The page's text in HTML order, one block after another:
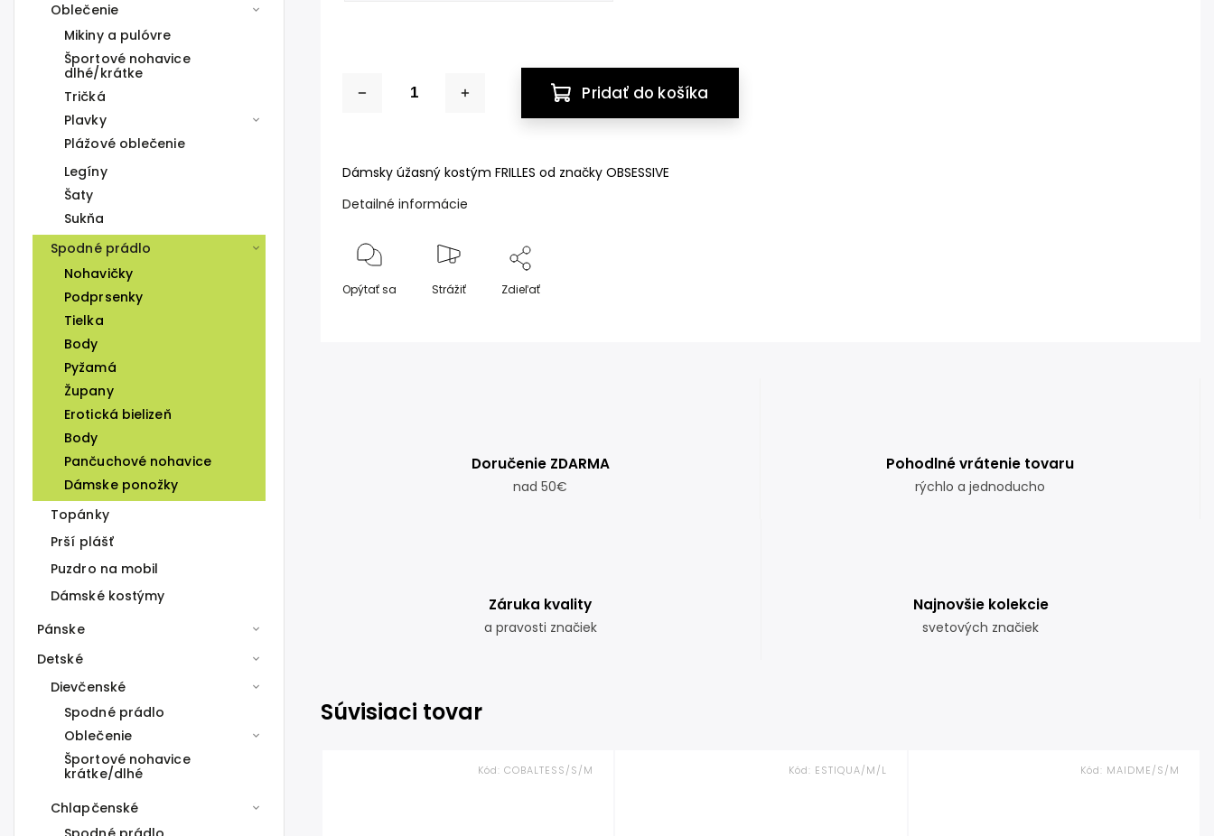
Oblečenie
Mikiny a pulóvre
Športové nohavice
dlhé/krátke
Tričká
Plavky
Plážové oblečenie
Legíny
Šaty
Sukňa
Spodné prádlo
Nohavičky
Podprsenky
Tielka
Body
Pyžamá
Župany
Erotická bielizeň
Body
Pančuchové nohavice
Dámske ponožky
Topánky
Prší plášť
Puzdro na mobil
Dámské kostýmy
Pánske
Detské
Dievčenské
Spodné prádlo
Oblečenie
Športové nohavice
krátke/dlhé
Chlapčenské
Pridať do košíka
Dámsky úžasný kostým FRILLES od značky OBSESSIVE
Detailné informácie
Opýtať sa Strážiť Zdieľať
Doručenie ZDARMA
nad 50€
Pohodlné vrátenie tovaru
rýchlo a jednoducho
Záruka kvality
a pravosti značiek
Najnovšie kolekcie
svetových značiek
Súvisiaci tovar
Kód:COBALTESS/S/M Kód: ESTIQUA/M/L Kód: MAIDME/S/M